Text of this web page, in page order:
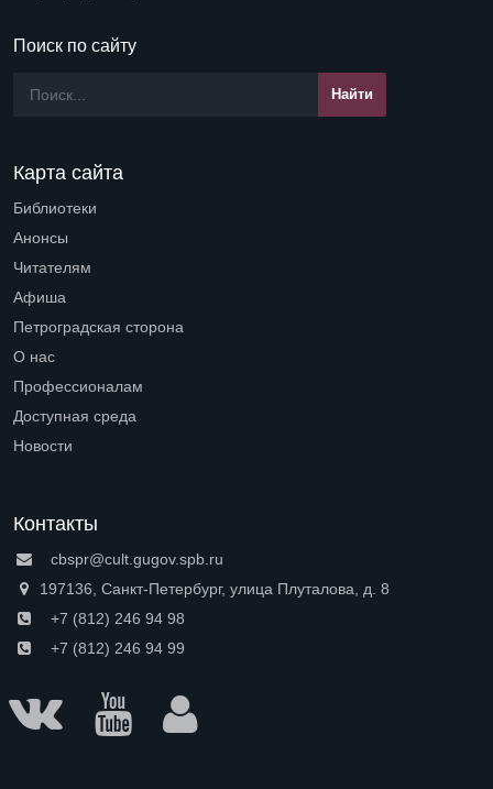
Поиск по сайту
Карта сайта
Библиотеки
Анонсы
Читателям
Афиша
Петроградская сторона
О нас
Профессионалам
Доступная среда
Новости
Контакты
cbspr@cult.gugov.spb.ru
197136, Санкт-Петербург, улица Плуталова, д. 8
+7 (812) 246 94 98
+7 (812) 246 94 99